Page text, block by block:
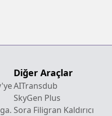
Diğer Araçlar
AITransdub
SkyGen Plus
Sora Filigran Kaldırıcı